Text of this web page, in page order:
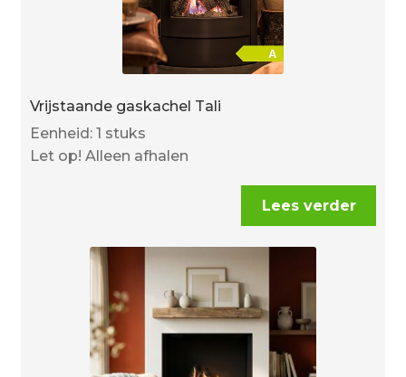
Vrijstaande gaskachel Tali
Eenheid: 1 stuks
Let op! Alleen afhalen
Lees verder